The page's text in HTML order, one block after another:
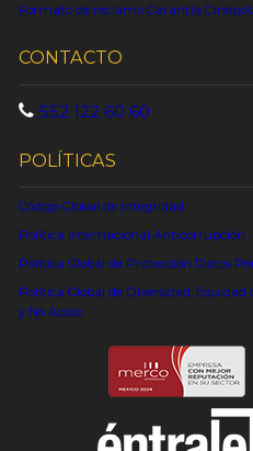
Formato de reclamo Garantía
CONTACTO
552 122 60 60
POLÍTICAS
Código Global de Integridad
Política Internacional Anticorrupción
Política Global de Protección Datos
Política Global de Diversidad,
y No Acoso